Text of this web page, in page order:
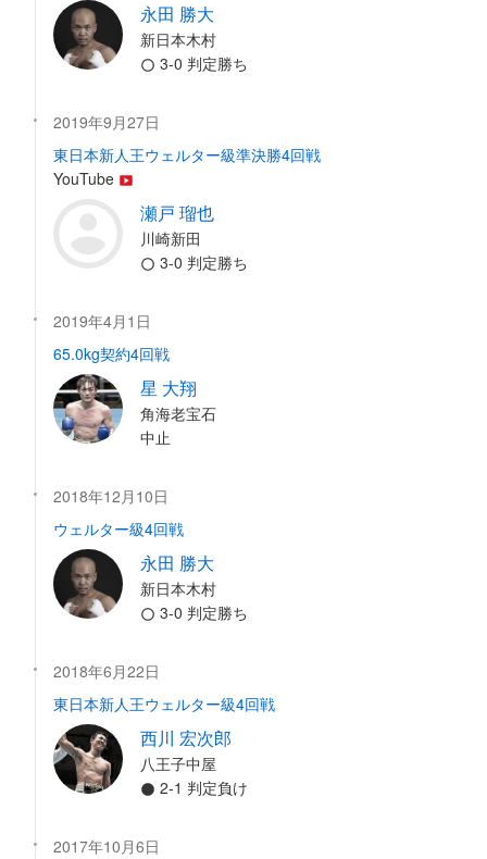
永田 勝大
新日本木村
3-0 判定勝ち
2019年9月27日
東日本新人王ウェルター級準決勝4回戦
YouTube
瀬戸 瑠也
川崎新田
3-0 判定勝ち
2019年4月1日
65.0kg契約4回戦
星 大翔
角海老宝石
中止
2018年12月10日
ウェルター級4回戦
永田 勝大
新日本木村
3-0 判定勝ち
2018年6月22日
東日本新人王ウェルター級4回戦
西川 宏次郎
八王子中屋
2-1 判定負け
2017年10月6日